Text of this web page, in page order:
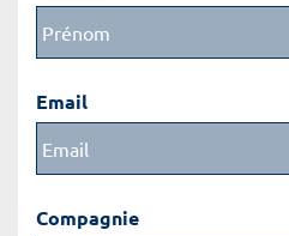
Email
Compagnie